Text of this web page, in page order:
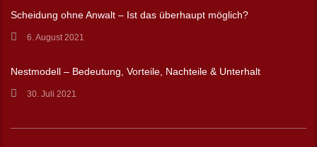
Scheidung ohne Anwalt – Ist das überhaupt möglich?
6. August 2021
Nestmodell – Bedeutung, Vorteile, Nachteile & Unterhalt
30. Juli 2021